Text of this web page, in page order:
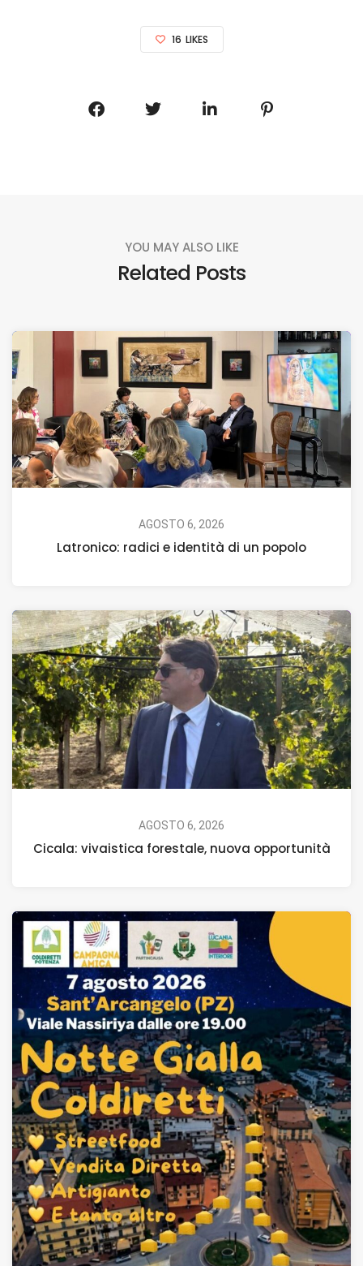
16 LIKES
YOU MAY ALSO LIKE
Related Posts
AGOSTO 6, 2026
Latronico: radici e identità di un popolo
AGOSTO 6, 2026
Cicala: vivaistica forestale, nuova opportunità